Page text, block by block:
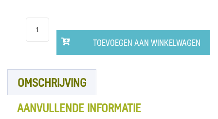
Scotch-
Brite™
Pro
aantal
TOEVOEGEN AAN WINKELWAGEN
OMSCHRIJVING
AANVULLENDE INFORMATIE